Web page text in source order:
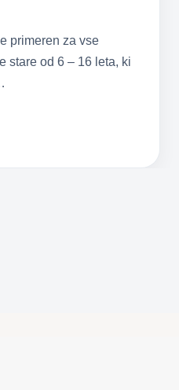
primeren za vse
stare od 6 – 16 leta, ki